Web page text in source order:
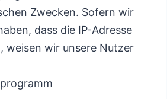
Zwecken. Sofern wir
dass die IP-Adresse
weisen wir unsere Nutzer